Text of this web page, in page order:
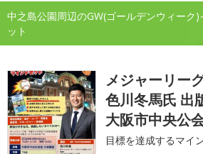
中之島公園周辺のGW(ゴールデンウィーク
ット
メジャーリー
色川冬馬氏 出
大阪市中央公
目標を達成するマイ